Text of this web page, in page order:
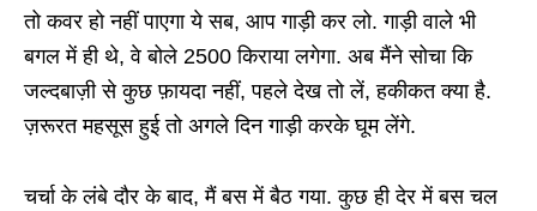
तो कवर हो नहीं पाएगा ये सब, आप गाड़ी कर लो. गाड़ी वाले भी
बगल में ही थे, वे बोले 2500 किराया लगेगा. अब मैंने सोचा कि
जल्दबाज़ी से कुछ फ़ायदा नहीं, पहले देख तो लें, हकीकत क्या है.
ज़रूरत महसूस हुई तो अगले दिन गाड़ी करके घूम लेंगे.
चर्चा के लंबे दौर के बाद, मैं बस में बैठ गया. कुछ ही देर में बस चल